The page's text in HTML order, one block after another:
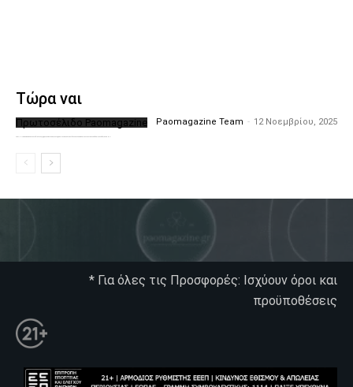
Τώρα ναι
Πρωτοσέλιδο Paomagazine Paomagazine Team - 12 Νοεμβρίου, 2025
* Για όλες τις Προσφορές: Ισχύουν όροι και
προϋποθέσεις